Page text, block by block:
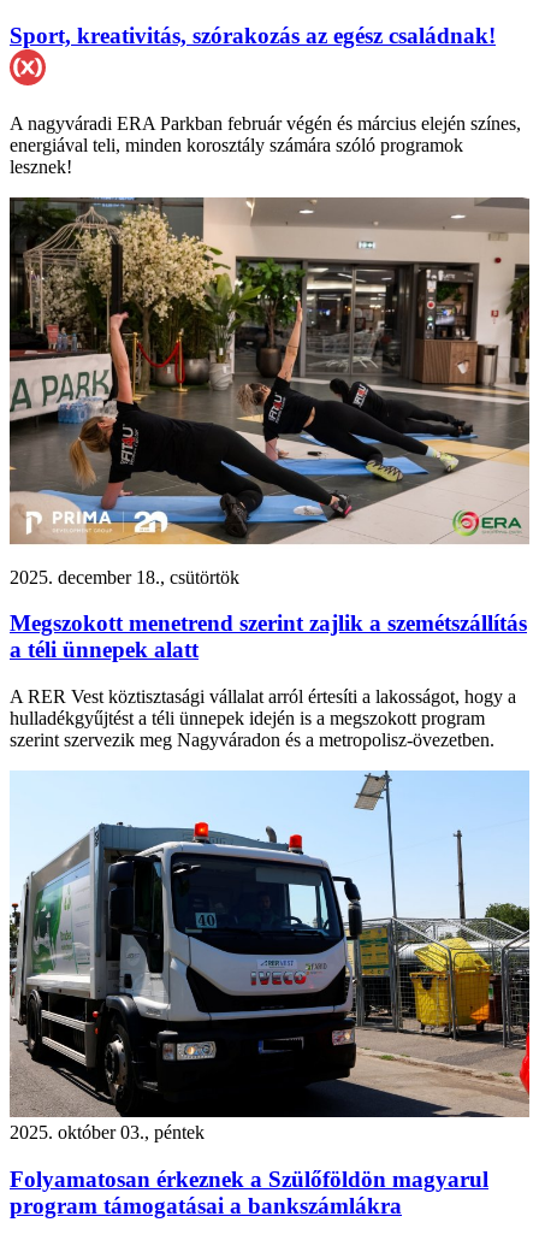
Sport, kreativitás, szórakozás az egész családnak!
A nagyváradi ERA Parkban február végén és március elején színes,
energiával teli, minden korosztály számára szóló programok
lesznek!
2025. december 18., csütörtök
Megszokott menetrend szerint zajlik a szemétszállítás
a téli ünnepek alatt
A RER Vest köztisztasági vállalat arról értesíti a lakosságot, hogy a
hulladékgyűjtést a téli ünnepek idején is a megszokott program
szerint szervezik meg Nagyváradon és a metropolisz-övezetben.
2025. október 03., péntek
Folyamatosan érkeznek a Szülőföldön magyarul
program támogatásai a bankszámlákra